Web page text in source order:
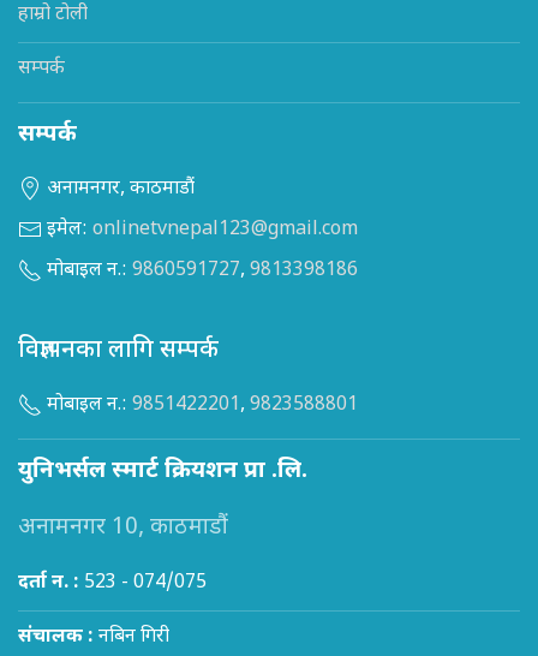
हाम्रो टोली
सम्पर्क
सम्पर्क
अनामनगर, काठमाडौं
इमेल: onlinetvnepal123@gmail.com
मोबाइल न.: 9860591727, 9813398186
विज्ञापनका लागि सम्पर्क
मोबाइल न.: 9851422201, 9823588801
युनिभर्सल स्मार्ट क्रियशन प्रा .लि.
अनामनगर 10, काठमाडौं
दर्ता न. : 523 - 074/075
संचालक : नबिन गिरी